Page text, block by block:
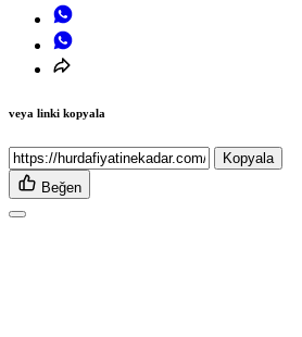
veya linki kopyala
Kopyala
Beğen